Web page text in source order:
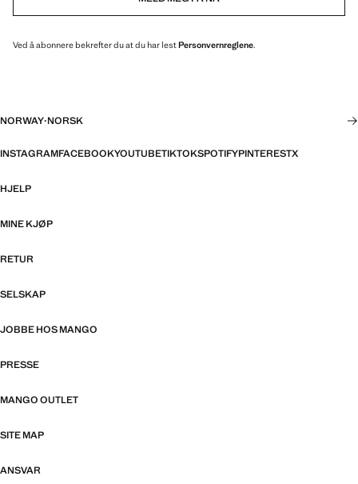
Ved å abonnere bekrefter du at du har lestPersonvernreglene.
NORWAY·NORSK
INSTAGRAMFACEBOOKYOUTUBETIKTOKSPOTIFYPINTERESTX
HJELP
MINE KJØP
RETUR
SELSKAP
JOBBE HOS MANGO
PRESSE
MANGO OUTLET
SITE MAP
ANSVAR